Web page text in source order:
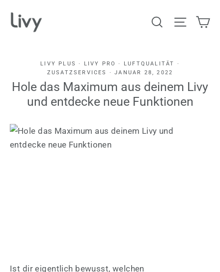
Suche
LIVY PLUS · LIVY PRO · LUFTQUALITÄT
·
ZUSATZSERVICES
·JANUAR 28, 2022
Hole das Maximum aus deinem Livy
und entdecke neue Funktionen
Ist dir eigentlich bewusst, welchen